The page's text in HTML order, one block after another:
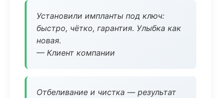
Установили импланты под ключ:
быстро, чётко, гарантия. Улыбка как
новая.
— Клиент компании
Отбеливание и чистка — результат